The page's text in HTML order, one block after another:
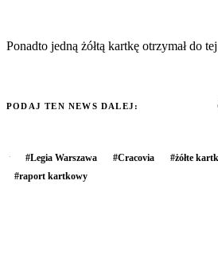
Ponadto jedną żółtą kartkę otrzymał do
PODAJ TEN NEWS DALEJ:
#Legia Warszawa #Cracovia #żółte
#raport kartkowy